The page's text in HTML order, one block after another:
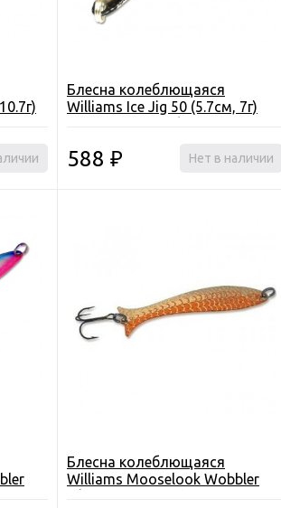
Блесна колеблющаяся
Williams Ice Jig 50 (5.7см, 7г)
588 ₽ Нет в наличии
Блесна колеблющаяся
Williams Mooselook Wobbler